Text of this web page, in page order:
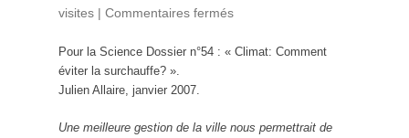
visites | Commentaires fermés
Pour la Science Dossier n°54 : « Climat: Comment
éviter la surchauffe? ».
Julien Allaire, janvier 2007.
Une meilleure gestion de la ville nous permettrait de